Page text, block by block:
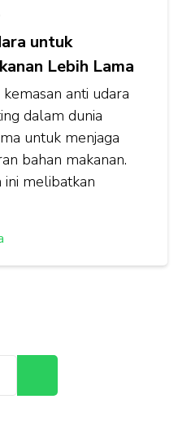
untuk
Lebih Lama
anti udara
dalam dunia
untuk menjaga
bahan makanan.
ini melibatkan